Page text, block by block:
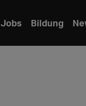
Jobs Bildung